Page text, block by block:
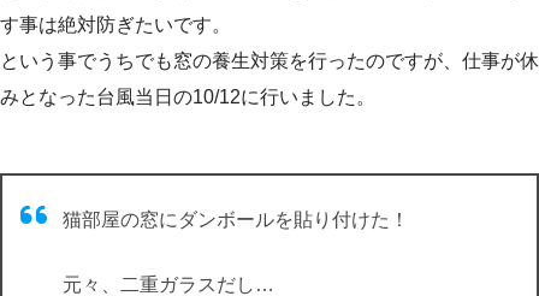
す事は絶対防ぎたいです。
という事でうちでも窓の養生対策を行ったのですが、仕事が休
みとなった台風当日の10/12に行いました。
猫部屋の窓にダンボールを貼り付けた！
元々、二重ガラスだし…